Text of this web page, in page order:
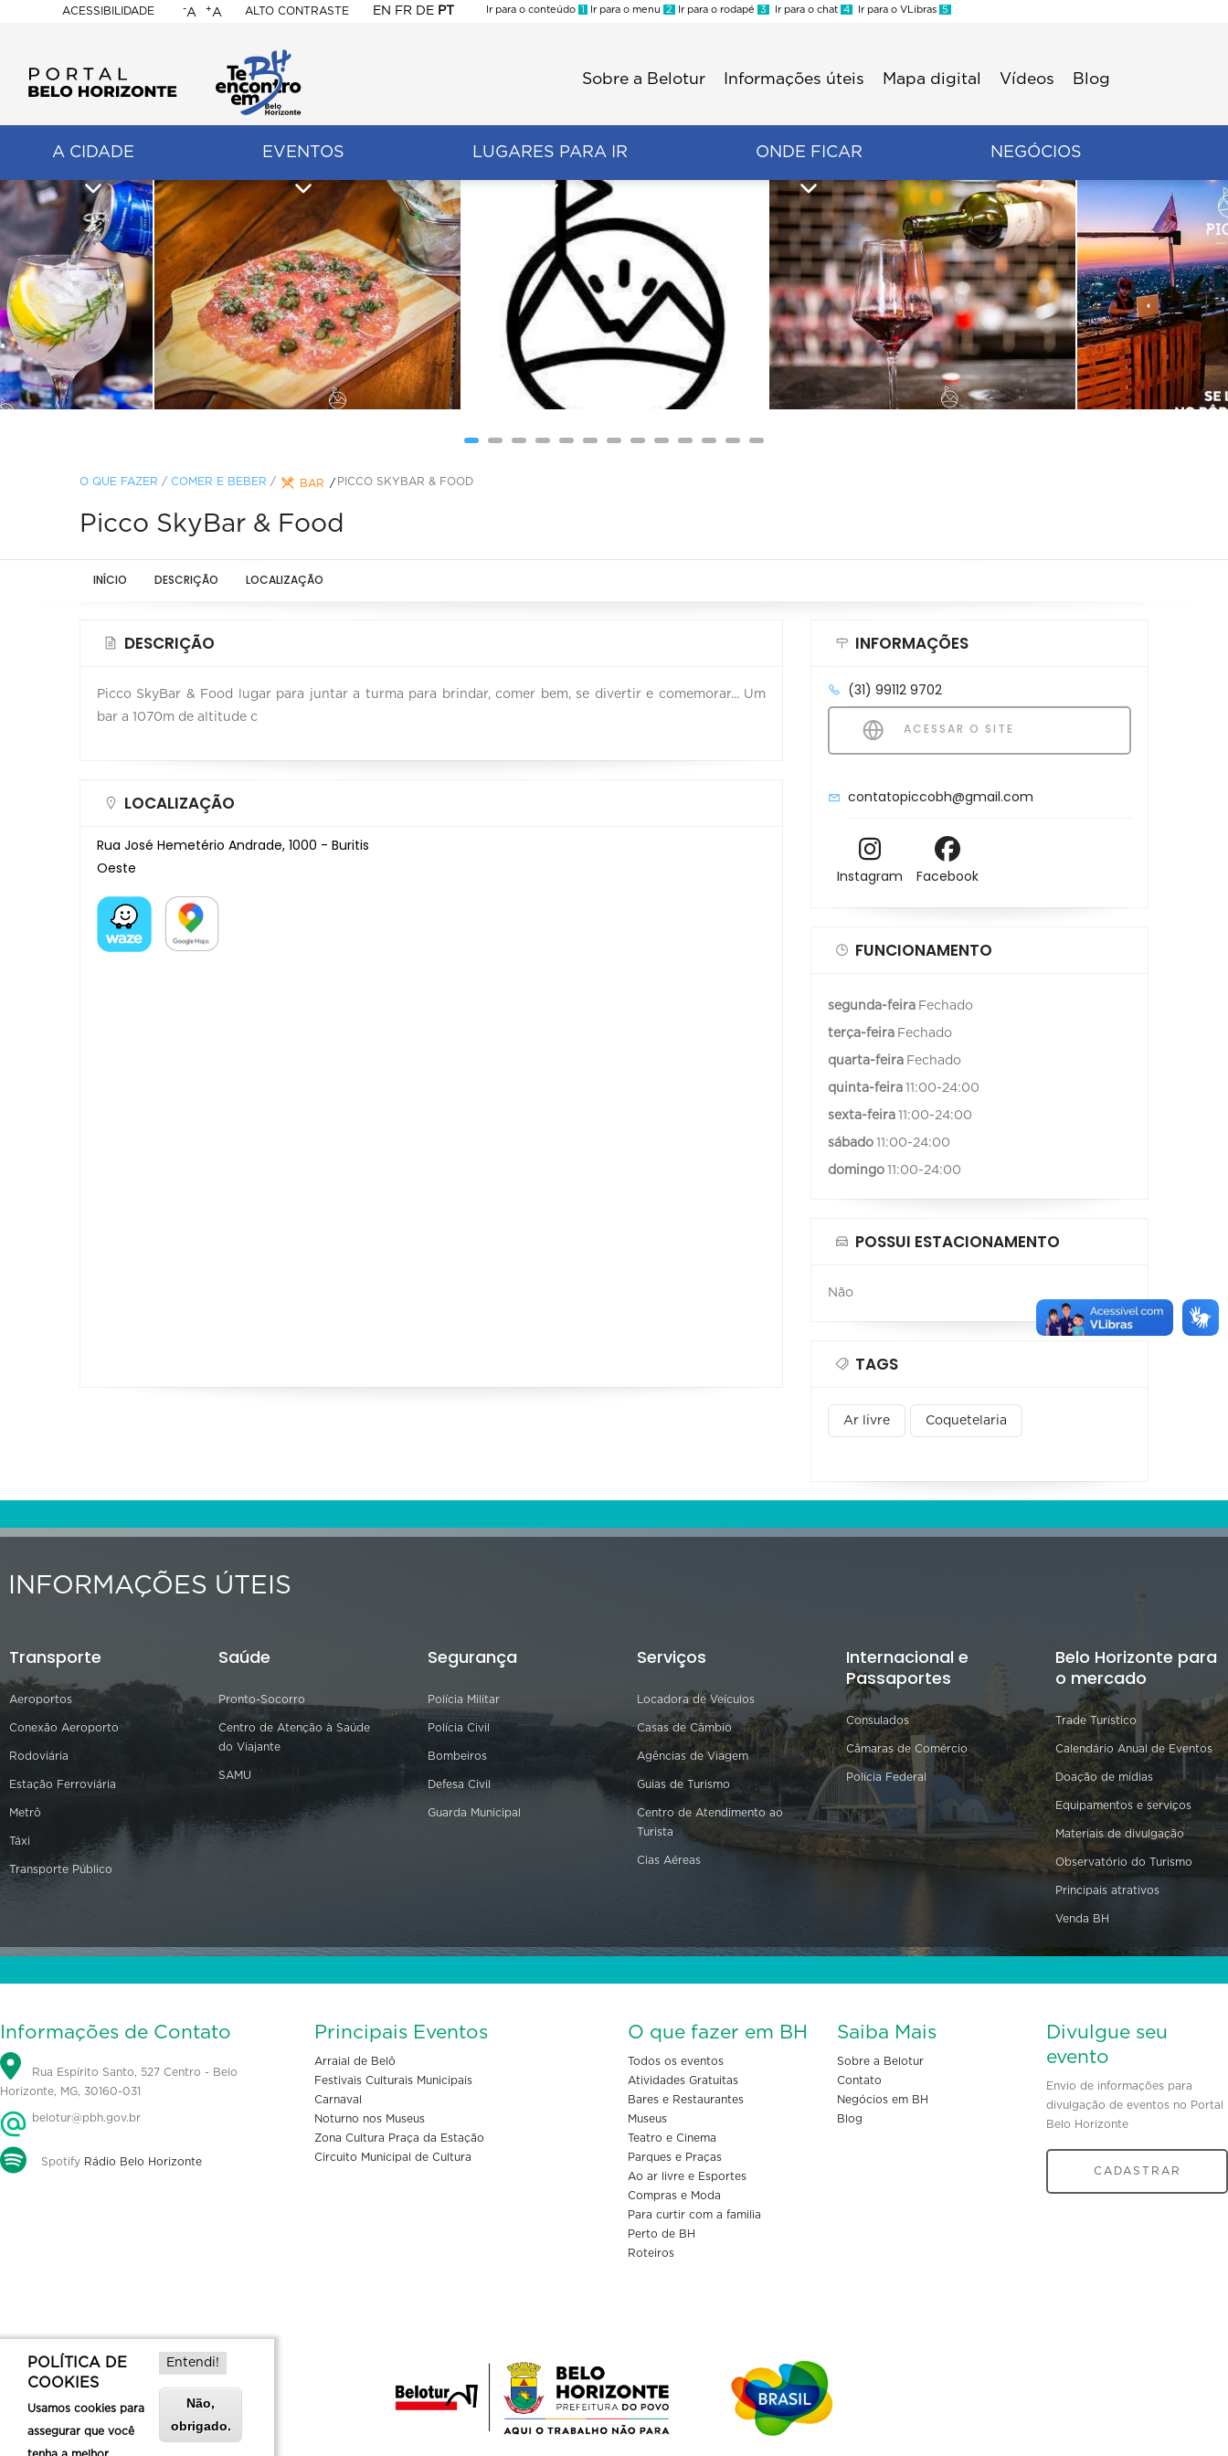
ACESSIBILIDADE
BELO
HORIZONTE
-A +A ALTO CONTRASTE EN FR DE PT
Ir para o conteúdo 1 Ir para o menu 2 Ir para o rodapé 3 Ir para o chat 4 Ir para o VLibras 5
Sobre a Belotur Informações úteis Mapa digital Vídeos Blog
A CIDADE EVENTOS LUGARES PARA IR ONDE FICAR NEGÓCIOS
O QUE FAZER / COMER E BEBER / BAR PICCO SKYBAR & FOOD
Picco SkyBar & Food
INÍCIO DESCRIÇÃO LOCALIZAÇÃO
DESCRIÇÃO
Picco SkyBar & Food lugar para juntar a turma para brindar, comer bem, se divertir e comemorar... Um
bar a 1070m de altitude c
LOCALIZAÇÃO
Rua José Hemetério Andrade, 1000 - Buritis
Oeste
INFORMAÇÕES
(31) 99112 9702
ACESSAR O SITE
contatopiccobh@gmail.com
Instagram Facebook
FUNCIONAMENTO
segunda-feira Fechado
terça-feira Fechado
quarta-feira Fechado
quinta-feira 11:00-24:00
sexta-feira 11:00-24:00
sábado 11:00-24:00
domingo 11:00-24:00
POSSUI ESTACIONAMENTO
Não
TAGS
Ar livre Coquetelaria
INFORMAÇÕES ÚTEIS
Transporte
Aeroportos
Conexão Aeroporto
Rodoviária
Estação Ferroviária
Metrô
Táxi
Transporte Público
Saúde
Pronto-Socorro
Centro de Atenção à Saúde
do Viajante
SAMU
Segurança
Polícia Militar
Polícia Civil
Bombeiros
Defesa Civil
Guarda Municipal
Serviços
Locadora de Veículos
Casas de Câmbio
Agências de Viagem
Guias de Turismo
Centro de Atendimento ao
Turista
Cias Aéreas
Internacional e
Passaportes
Consulados
Câmaras de Comércio
Polícia Federal
Belo Horizonte para
o mercado
Trade Turístico
Calendário Anual de Eventos
Doação de mídias
Equipamentos e serviços
Materiais de divulgação
Observatório do Turismo
Principais atrativos
Venda BH
Informações de Contato
Rua Espírito Santo, 527 Centro - Belo
Horizonte, MG, 30160-031
belotur@pbh.gov.br
Spotify Rádio Belo Horizonte
Principais Eventos
Arraial de Belô
Festivais Culturais Municipais
Carnaval
Noturno nos Museus
Zona Cultura Praça da Estação
Circuito Municipal de Cultura
O que fazer em BH
Todos os eventos
Atividades Gratuitas
Bares e Restaurantes
Museus
Teatro e Cinema
Parques e Praças
Ao ar livre e Esportes
Compras e Moda
Para curtir com a familia
Perto de BH
Roteiros
Saiba Mais
Sobre a Belotur
Contato
Negócios em BH
Blog
Divulgue seu
evento
Envio de informações para
divulgação de eventos no Portal
Belo Horizonte
CADASTRAR
POLÍTICA DE
COOKIES
Usamos cookies para
assegurar que você
Entendi!
Não,
obrigado.